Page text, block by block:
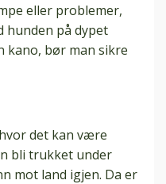
eller problemer,
hunden på dypet
kano, bør man sikre
det kan være
bli trukket under
mot land igjen. Da er